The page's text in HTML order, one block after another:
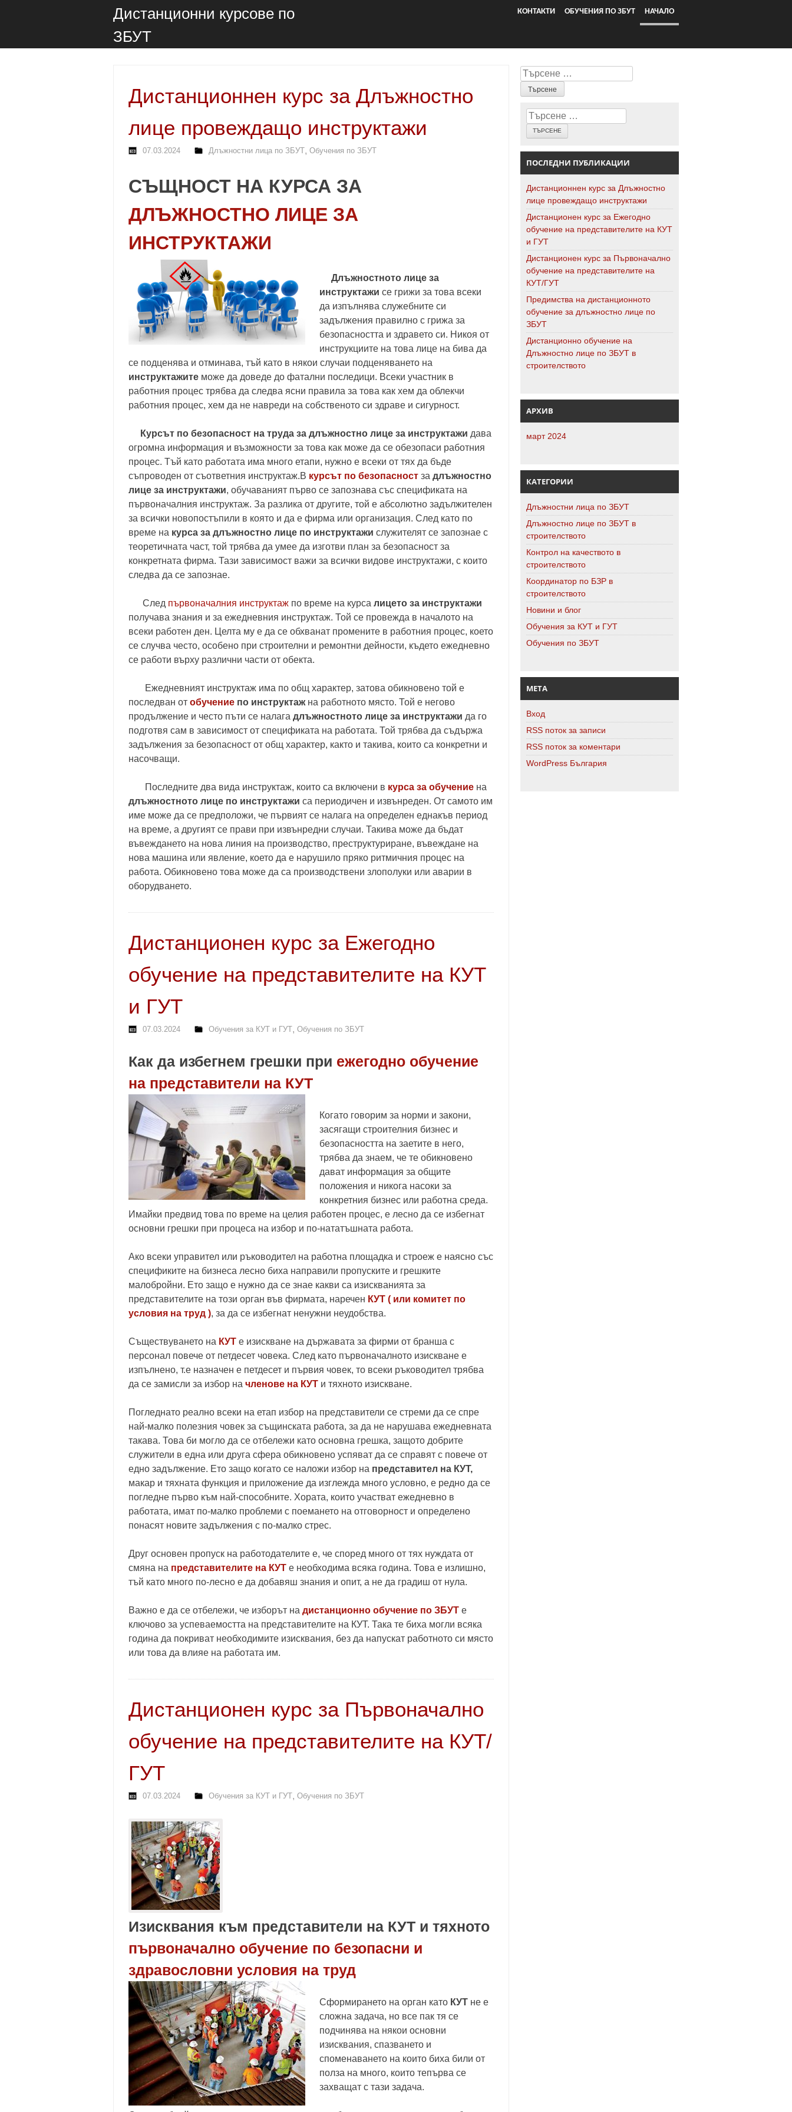
Дистанционни курсове по
ЗБУТ
НАЧАЛО
ОБУЧЕНИЯ ПО ЗБУТ
КОНТАКТИ
Дистанционнен курс за Длъжностно
лице провеждащо инструктажи
07.03.2024 Длъжностни лица по ЗБУТ, Обучения по ЗБУТ
СЪЩНОСТ НА КУРСА ЗА
ДЛЪЖНОСТНО ЛИЦЕ ЗА
ИНСТРУКТАЖИ
Длъжностното лице за
инструктажи се грижи за това всеки
да изпълнява служебните си
задължения правилно с грижа за
безопасността и здравето си. Никоя от
инструкциите на това лице на бива да
се подценява и отминава, тъй като в някои случаи подценяването на
инструктажите може да доведе до фатални последици. Всеки участник в
работния процес трябва да следва ясни правила за това как хем да облекчи
работния процес, хем да не навреди на собственото си здраве и сигурност.
Курсът по безопасност на труда за длъжностно лице за инструктажи дава
огромна информация и възможности за това как може да се обезопаси работния
процес. Тъй като работата има много етапи, нужно е всеки от тях да бъде
съпроводен от съответния инструктаж.В курсът по безопасност за длъжностно
лице за инструктажи, обучаваният първо се запознава със спецификата на
първоначалния инструктаж. За разлика от другите, той е абсолютно задължителен
за всички новопостъпили в която и да е фирма или организация. След като по
време на курса за длъжностно лице по инструктажи служителят се запознае с
теоретичната част, той трябва да умее да изготви план за безопасност за
конкретната фирма. Тази зависимост важи за всички видове инструктажи, с които
следва да се запознае.
След първоначалния инструктаж по време на курса лицето за инструктажи
получава знания и за ежедневния инструктаж. Той се провежда в началото на
всеки работен ден. Целта му е да се обхванат промените в работния процес, което
се случва често, особено при строителни и ремонтни дейности, където ежедневно
се работи върху различни части от обекта.
Ежедневният инструктаж има по общ характер, затова обикновено той е
последван от обучение по инструктажна работното място. Той е негово
продължение и често пъти се налага длъжностното лице за инструктажи да го
подготвя сам в зависимост от спецификата на работата. Той трябва да съдържа
задължения за безопасност от общ характер, както и такива, които са конкретни и
насочващи.
Последните два вида инструктаж, които са включени в курса за обучение на
длъжностното лице по инструктажи са периодичен и извънреден. От самото им
име може да се предположи, че първият се налага на определен еднакъв период
на време, а другият се прави при извънредни случаи. Такива може да бъдат
въвеждането на нова линия на производство, преструктуриране, въвеждане на
нова машина или явление, което да е нарушило пряко ритмичния процес на
работа. Обикновено това може да са производствени злополуки или аварии в
оборудването.
Дистанционен курс за Ежегодно
обучение на представителите на КУТ
и ГУТ
07.03.2024 Обучения за КУТ и ГУТ, Обучения по ЗБУТ
Как да избегнем грешки при ежегодно обучение
на представители на КУТ
Когато говорим за норми и закони,
засягащи строителния бизнес и
безопасността на заетите в него,
трябва да знаем, че те обикновено
дават информация за общите
положения и никога насоки за
конкретния бизнес или работна среда.
Имайки предвид това по време на целия работен процес, е лесно да се избегнат
основни грешки при процеса на избор и по-нататъшната работа.
Ако всеки управител или ръководител на работна площадка и строеж е наясно със
спецификите на бизнеса лесно биха направили пропуските и грешките
малобройни. Ето защо е нужно да се знае какви са изискванията за
представителите на този орган във фирмата, наречен КУТ ( или комитет по
условия на труд ), за да се избегнат ненужни неудобства.
Съществуването на КУТ е изискване на държавата за фирми от бранша с
персонал повече от петдесет човека. След като първоначалното изискване е
изпълнено, т.е назначен е петдесет и първия човек, то всеки ръководител трябва
да се замисли за избор на членове на КУТ и тяхното изискване.
Погледнато реално всеки на етап избор на представители се стреми да се спре
най-малко полезния човек за същинската работа, за да не нарушава ежедневната
такава. Това би могло да се отбележи като основна грешка, защото добрите
служители в една или друга сфера обикновено успяват да се справят с повече от
едно задължение. Ето защо когато се наложи избор на представител на КУТ,
макар и тяхната функция и приложение да изглежда много условно, е редно да се
погледне първо към най-способните. Хората, които участват ежедневно в
работата, имат по-малко проблеми с поемането на отговорност и определено
понасят новите задължения с по-малко стрес.
Друг основен пропуск на работодателите е, че според много от тях нуждата от
смяна на представителите на КУТ е необходима всяка година. Това е излишно,
тъй като много по-лесно е да добавяш знания и опит, а не да градиш от нула.
Важно е да се отбележи, че изборът на дистанционно обучение по ЗБУТ е
ключово за успеваемостта на представителите на КУТ. Така те биха могли всяка
година да покриват необходимите изисквания, без да напускат работното си място
или това да влияе на работата им.
Дистанционен курс за Първоначално
обучение на представителите на КУТ/
ГУТ
07.03.2024 Обучения за КУТ и ГУТ, Обучения по ЗБУТ
Изисквания към представители на КУТ и тяхното
първоначално обучение по безопасни и
здравословни условия на труд
Сформирането на орган като КУТ не е
сложна задача, но все пак тя се
подчинява на някои основни
изисквания, спазването и
споменаването на които биха били от
полза на много, които тепърва се
захващат с тази задача.
Търсене
Търсене
ПОСЛЕДНИ ПУБЛИКАЦИИ
Дистанционнен курс за Длъжностно
лице провеждащо инструктажи
Дистанционен курс за Ежегодно
обучение на представителите на КУТ
и ГУТ
Дистанционен курс за Първоначално
обучение на представителите на
КУТ/ГУТ
Предимства на дистанционното
обучение за длъжностно лице по
ЗБУТ
Дистанционно обучение на
Длъжностно лице по ЗБУТ в
строителството
АРХИВ
март 2024
КАТЕГОРИИ
Длъжностни лица по ЗБУТ
Длъжностно лице по ЗБУТ в
строителството
Контрол на качеството в
строителството
Координатор по БЗР в
строителството
Новини и блог
Обучения за КУТ и ГУТ
Обучения по ЗБУТ
МЕТА
Вход
RSS поток за записи
RSS поток за коментари
WordPress България